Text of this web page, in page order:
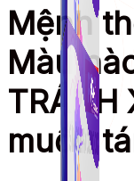
Mệnh
Màu
TRÁNH
muốn